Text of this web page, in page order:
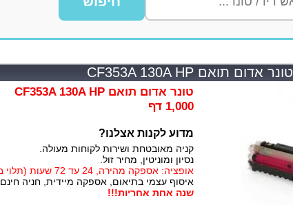
טונר אדום תואם CF353A 130A HP
טונר אדום תואם CF353A 130A HP
1,000 דף
מדוע לקנות אצלנו?
קניה מאובטחת ושירות לקוחות מעולה.
נסיון ומוניטין, מחיר זול.
אופציה: אספקה מהירה, 24 עד 72 שעות (תלוי באזור)
איסוף עצמי בתיאום, אספקה מיידית, חניה חינם
שנה אחת אחריות!!!